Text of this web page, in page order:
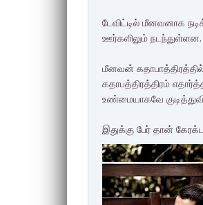
டேவிட்டில் மீனவனாக
ஊர்களிலும் நடந்துள்ளன.
மீனவன்
கதாபத்திரத்திரம்
உண்மையாகவே
இதுக்கு பேர் தான்